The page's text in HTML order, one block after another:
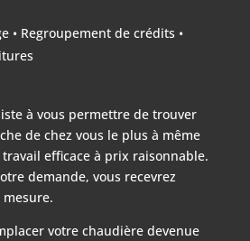
• Regroupement de crédits •
à vous permettre de trouver
de chez vous le plus à même
efficace à prix raisonnable.
demande, vous recevrez
mesure.
votre chaudière devenue